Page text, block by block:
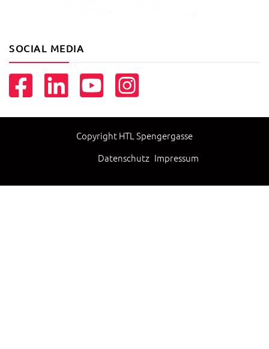
SOCIAL MEDIA
Copyright HTL Spengergasse
Datenschutz Impressum